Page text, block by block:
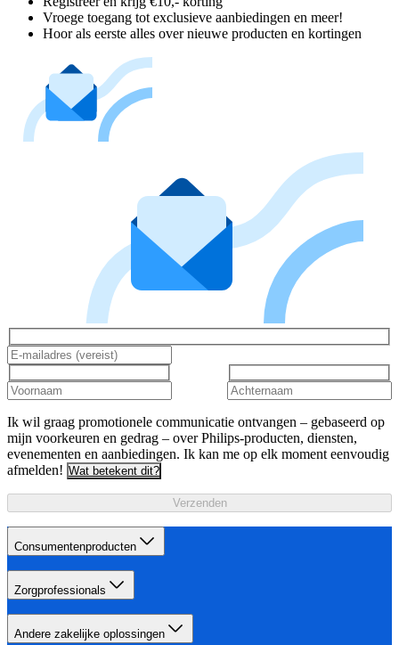
Vroege toegang tot exclusieve aanbiedingen en meer!
Hoor als eerste alles over nieuwe producten en kortingen
Ik wil graag promotionele communicatie ontvangen – gebaseerd op
mijn voorkeuren en gedrag – over Philips-producten, diensten,
evenementen en aanbiedingen. Ik kan me op elk moment eenvoudig
afmelden! Wat betekent dit?
Verzenden
Consumentenproducten
Zorgprofessionals
Andere zakelijke oplossingen